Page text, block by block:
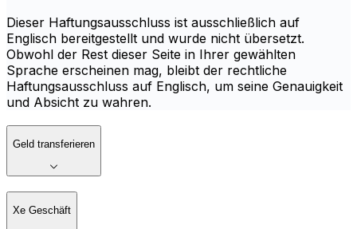
Dieser Haftungsausschluss ist ausschließlich auf
Englisch bereitgestellt und wurde nicht übersetzt.
Obwohl der Rest dieser Seite in Ihrer gewählten
Sprache erscheinen mag, bleibt der rechtliche
Haftungsausschluss auf Englisch, um seine Genauigkeit
und Absicht zu wahren.
Geld transferieren
Xe Geschäft